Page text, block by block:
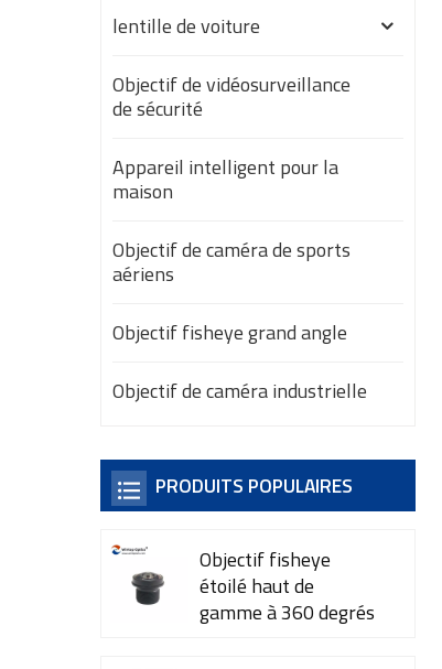
lentille de voiture
Objectif de vidéosurveillance
de sécurité
Appareil intelligent pour la
maison
Objectif de caméra de sports
aériens
Objectif fisheye grand angle
Objectif de caméra industrielle
PRODUITS POPULAIRES
Objectif fisheye
étoilé haut de
gamme à 360 degrés